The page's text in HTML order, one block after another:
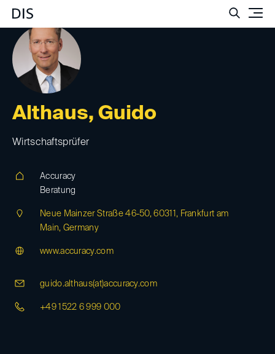
Althaus, Guido
Wirtschaftsprüfer
Accuracy
Beratung
Neue Mainzer Straße 46-50, 60311, Frankfurt am
Main, Germany
www.accuracy.com
guido.althaus(at)accuracy.com
+49 1522 6 999 000